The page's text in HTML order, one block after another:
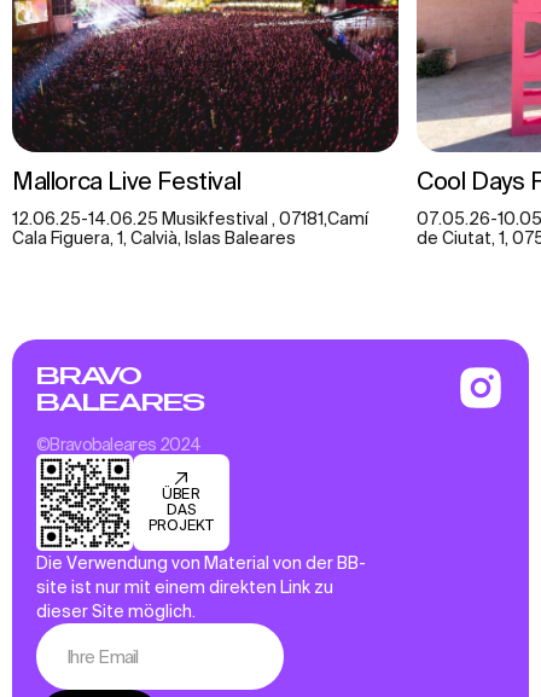
Mallorca Live Festival
12.06.25-14.06.25 Musikfestival , 07181,Camí
Cala Figuera, 1, Calvià, Islas Baleares
Cool Days
07.05.26-
de Ciutat, 1,
BRAVO
BALEARES
©Bravobaleares 2024
ÜBER
DAS
PROJEKT
Die Verwendung von Material von der BB-
site ist nur mit einem direkten Link zu
dieser Site möglich.